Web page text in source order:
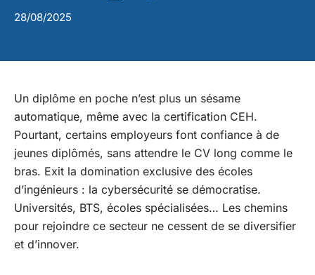
28/08/2025
Un diplôme en poche n’est plus un sésame
automatique, même avec la certification CEH.
Pourtant, certains employeurs font confiance à de
jeunes diplômés, sans attendre le CV long comme le
bras. Exit la domination exclusive des écoles
d’ingénieurs : la cybersécurité se démocratise.
Universités, BTS, écoles spécialisées… Les chemins
pour rejoindre ce secteur ne cessent de se diversifier
et d’innover.